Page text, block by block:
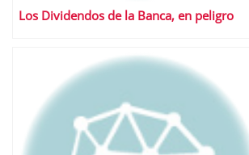
Los Dividendos de la Banca, en peligro